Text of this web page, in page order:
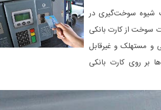
مصوبه بودجه ۱۴۰۴ قرار است شیوه سوخت‌گیری در
سوخت از کارت بانکی
و مستهلک و غیرقابل
بر روی کارت بانکی